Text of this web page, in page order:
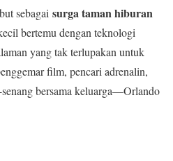
sebagai surga taman hiburan
bertemu dengan teknologi
yang tak terlupakan untuk
film, pencari adrenalin,
bersama keluarga—Orlando